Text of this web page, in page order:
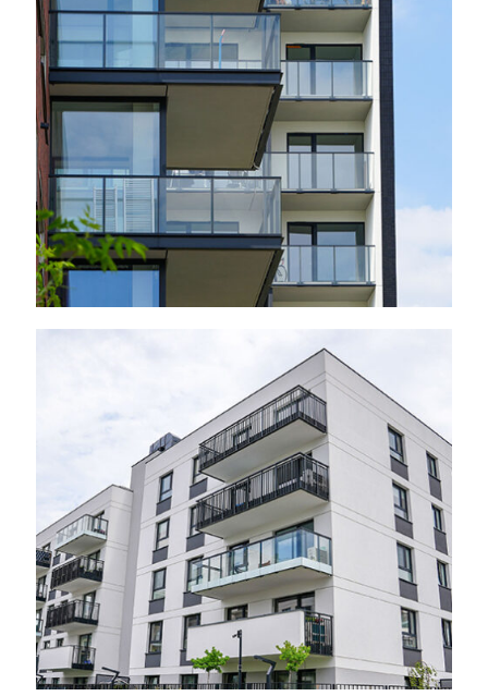
Żupnicza, Soho 2024 r.
Warszawa – ul.
Lazurowa, 2024 r.